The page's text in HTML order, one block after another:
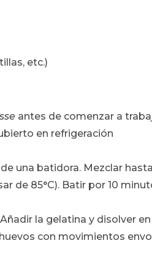
etc.)
antes de comenzar a
en refrigeración
una batidora. Mezclar
de 85°C). Batir por 10
la gelatina y disolver
con movimientos